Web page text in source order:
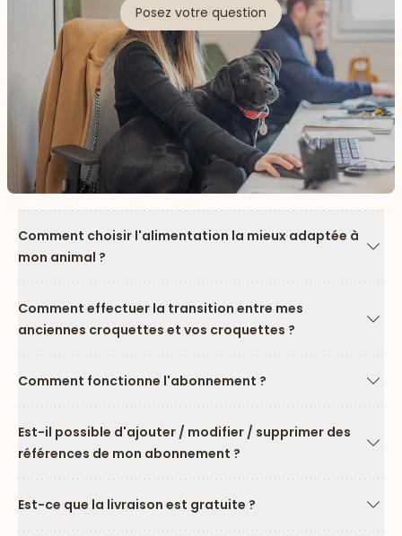
Posez votre question
Comment choisir l'alimentation la mieux adaptée à
mon animal ?
Comment effectuer la transition entre mes
anciennes croquettes et vos croquettes ?
Comment fonctionne l'abonnement ?
Est-il possible d'ajouter / modifier / supprimer des
références de mon abonnement ?
Est-ce que la livraison est gratuite ?